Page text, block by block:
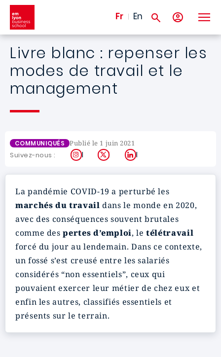
Aller au contenu principal
Fr En
Livre blanc : repenser les
modes de travail et le
management
COMMUNIQUÉS Publié le 1 juin 2021
Suivez-nous : Instagram
X LinkedIn
La pandémie COVID-19 a perturbé les
marchés du travaildans le monde en 2020,
avec des conséquences souvent brutales
comme despertes d’emploi, letélétravail
forcé du jour au lendemain. Dans ce contexte,
un fossé s’est creusé entre les salariés
considérés “non essentiels”, ceux qui
pouvaient exercer leur métier de chez eux et
enfin les autres, classifiés essentiels et
présents sur le terrain.